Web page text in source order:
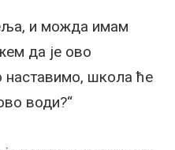
и можда имам
да је ово
наставимо, школа ће
води?“